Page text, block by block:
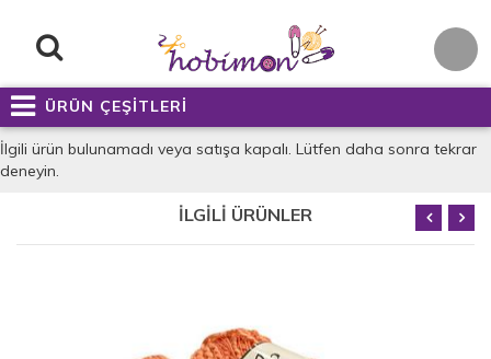
ÜRÜN ÇEŞİTLERİ
İlgili ürün bulunamadı veya satışa kapalı. Lütfen daha sonra tekrar
deneyin.
İLGİLİ ÜRÜNLER